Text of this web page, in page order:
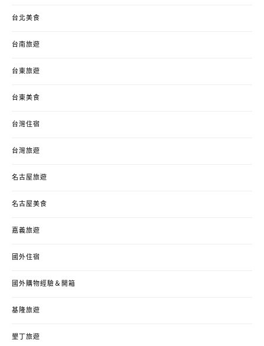
台北美食
台南旅遊
台東旅遊
台東美食
台灣住宿
台灣旅遊
名古屋旅遊
名古屋美食
嘉義旅遊
國外住宿
國外購物經驗＆開箱
基隆旅遊
墾丁旅遊